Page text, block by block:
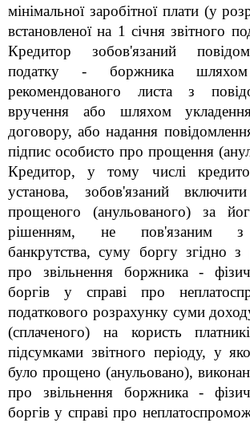
мінімальної заробітної плати (у
встановленої на 1 січня звітного
Кредитор зобов'язаний
податку - боржника шляхом
рекомендованого листа з
вручення або шляхом укладення
договору, або надання
підпис особисто про прощення
Кредитор, у тому числі
установа, зобов'язаний
прощеного (анульованого) за
рішенням, не пов'язаним з
банкрутства, суму боргу згідно
про звільнення боржника -
боргів у справі про
податкового розрахунку суми
(сплаченого) на користь
підсумками звітного періоду, у
було прощено (анульовано),
про звільнення боржника -
боргів у справі про